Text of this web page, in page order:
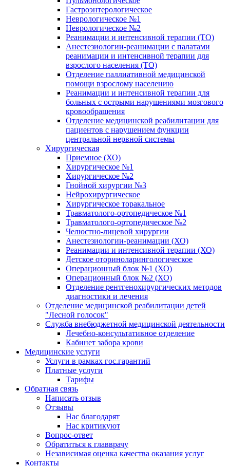
Гастроэнтерологическое
Неврологическое №1
Неврологическое №2
Реанимации и интенсивной терапии (ТО)
Анестезиологии-реанимации с палатами
реанимации и интенсивной терапии для
взрослого населения (ТО)
Отделение паллиативной медицинской
помощи взрослому населению
Реанимации и интенсивной терапии для
больных с острыми нарушениями мозгового
кровообращения
Отделение медицинской реабилитации для
пациентов с нарушением функции
центральной нервной системы
Хирургическая
Приемное (ХО)
Хирургическое №1
Хирургическое №2
Гнойной хирургии №3
Нейрохирургическое
Хирургическое торакальное
Травматолого-ортопедическое №1
Травматолого-ортопедическое №2
Челюстно-лицевой хирургии
Анестезиологии-реанимации (ХО)
Реанимации и интенсивной терапии (ХО)
Детское оториноларингологическое
Операционный блок №1 (ХО)
Операционный блок №2 (ХО)
Отделение рентгенохирургических методов
диагностики и лечения
Отделение медицинской реабилитации детей
"Лесной голосок"
Служба внебюджетной медицинской деятельности
Лечебно-консультативное отделение
Кабинет забора крови
Медицинские услуги
Услуги в рамках гос.гарантий
Платные услуги
Тарифы
Обратная связь
Написать отзыв
Отзывы
Нас благодарят
Нас критикуют
Вопрос-ответ
Обратиться к главврачу
Независимая оценка качества оказания услуг
Контакты